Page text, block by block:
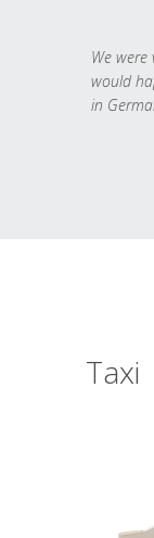
We were
would
in
Taxi